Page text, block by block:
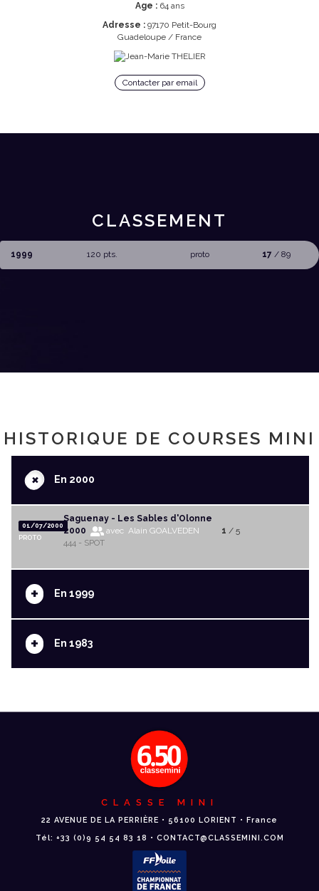
Age :64 ans
Adresse : 97170 Petit-Bourg
Guadeloupe / France
Contacter par email
CLASSEMENT
1999 120 pts. proto 17 / 89
HISTORIQUE DE COURSES MINI
+En 2000
01/07/2000
PROTO
Saguenay - Les Sables d'Olonne
2000
avec Alain GOALVEDEN
444 - SPOT
1 / 5
+ En 1999
+ En 1983
CLASSE MINI
22 AVENUE DE LA PERRIÈRE • 56100 LORIENT • France
Tél: +33 (0)9 54 54 83 18 • CONTACT@CLASSEMINI.COM